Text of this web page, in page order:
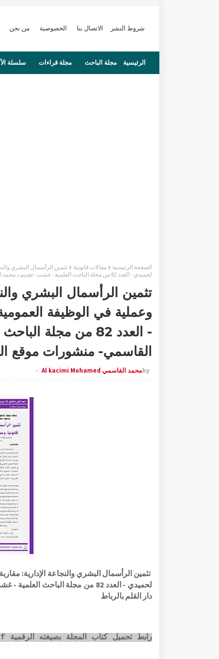
شروط النشر الاتصال بنا الخصوصية من نحن
الرئيسية مجلة الباحث مجلة قراءات سلسلة
الصفحة الرئيسية مقالات قانونية
تثمين الرأسمال البشري
لحميدي - العدد 82 من مجلة الباحث العلمية - غشت - تقديم د محمد القاسمي- منشورات موقع الباحث و مطبعة دار القلم بالرباط
تثمين الرأسمال البشري
وعملية في الوظيفة
- العدد 82 من مجلة
القاسمي- منشورات موقع
byمحمد القاسمي Al kacimi Mohamed
تثمين الرأسمال البشري والنجاعة الإدارية:
لحميدي - العدد 82 من مجلة
دار القلم بالرباط
رابط تحميل كتاب المجلة بصيغته الرقمية pdf عبر الضغط على الصورة أسفله: